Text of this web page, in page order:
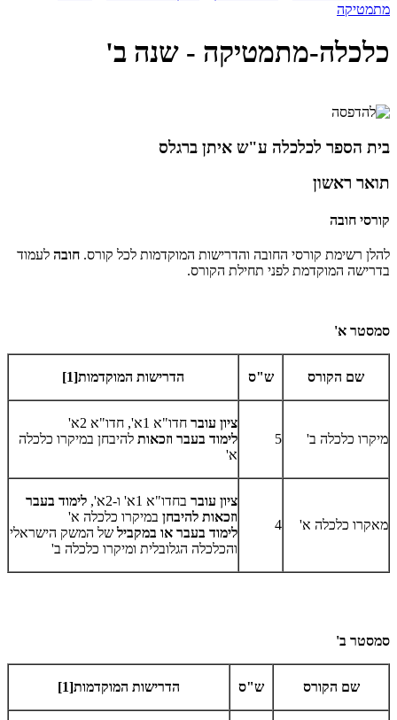
מתמטיקה
כלכלה-מתמטיקה - שנה ב'
בית הספר לכלכלה ע"ש איתן ברגלס
תואר ראשון
קורסי חובה
להלן רשימת קורסי החובה והדרישות המוקדמות לכל קורס. חובה לעמוד
בדרישה המוקדמת לפני תחילת הקורס.
סמסטר א'
שם הקורס ש"ס הדרישות המוקדמות[1]
מיקרו כלכלה ב' 5
ציון עובר חדו"א 1א', חדו"א 2א'
לימוד בעבר וזכאות להיבחן במיקרו כלכלה
א'
מאקרו כלכלה א' 4
ציון עובר בחדו"א 1א' ו-2א',
לימוד בעבר
וזכאות להיבחן במיקרו כלכלה א'
לימוד בעבר או במקביל של המשק הישראלי
והכלכלה הגלובלית ומיקרו כלכלה ב'
סמסטר ב'
שם הקורס ש"ס הדרישות המוקדמות[1]